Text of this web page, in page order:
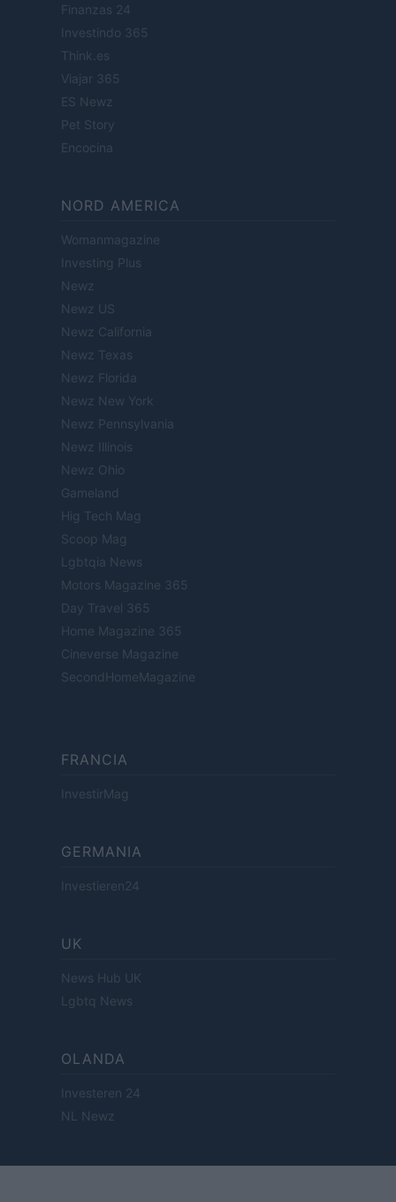
Finanzas 24
Investindo 365
Think.es
Viajar 365
ES Newz
Pet Story
Encocina
NORD AMERICA
Womanmagazine
Investing Plus
Newz
Newz US
Newz California
Newz Texas
Newz Florida
Newz New York
Newz Pennsylvania
Newz Illinois
Newz Ohio
Gameland
Hig Tech Mag
Scoop Mag
Lgbtqia News
Motors Magazine 365
Day Travel 365
Home Magazine 365
Cineverse Magazine
SecondHomeMagazine
FRANCIA
InvestirMag
GERMANIA
Investieren24
UK
News Hub UK
Lgbtq News
OLANDA
Investeren 24
NL Newz